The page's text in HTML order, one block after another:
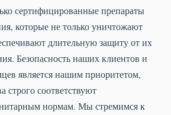
сертифицированные препараты
которые не только уничтожают
длительную защиту от их
Безопасность наших клиентов и
является нашим приоритетом,
строго соответствуют
нормам. Мы стремимся к